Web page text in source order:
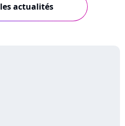
actualités